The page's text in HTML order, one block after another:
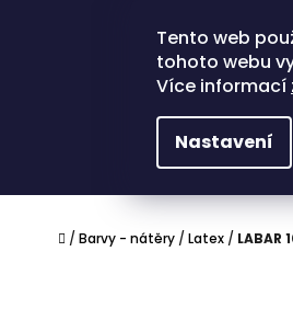
Tento web
tohoto webu
Více informací
Nastavení
Domů
/ Barvy - nátěry / Latex / LABAR